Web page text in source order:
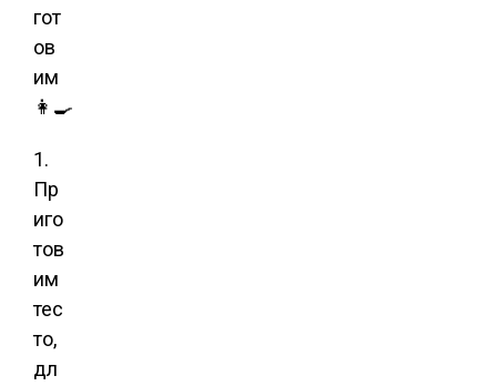
гот
ов
им
👩‍🍳
1.
Пр
иго
тов
им
тес
то,
дл